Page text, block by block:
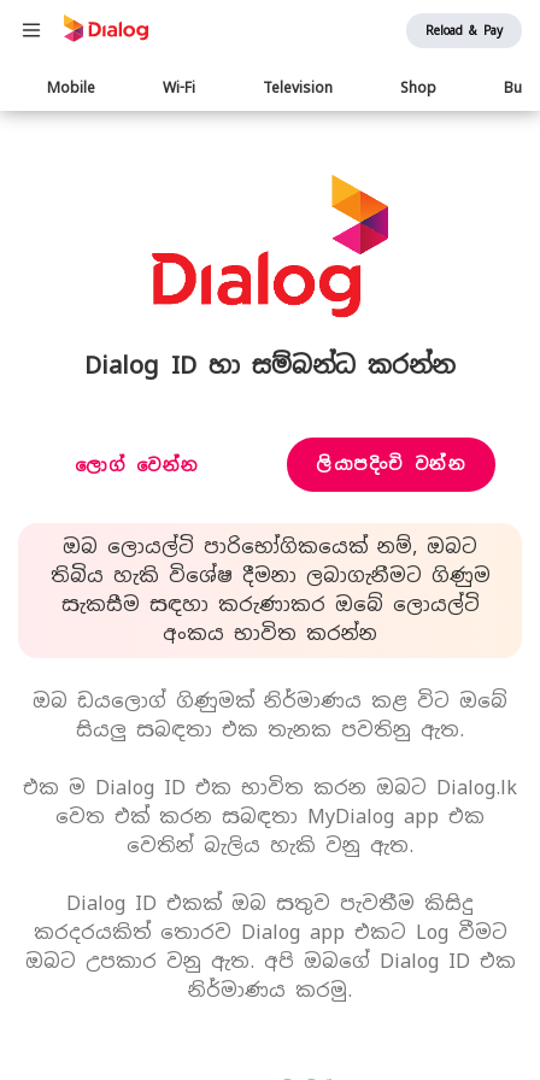
Reload & Pay
Main
navigation
Mobile Wi-Fi Television Shop
Dialog ID හා සම්බන්ධ කරන්න
ලොග් වෙන්න ලියාපදිංචි වන්න
ඔබ ලොයල්ටි පාරිභෝගිකයෙක් නම්, ඔබට
තිබිය හැකි විශේෂ දීමනා ලබාගැනීමට ගිණුම
සැකසීම සඳහා කරුණාකර ඔබේ ලොයල්ටි
අංකය භාවිත කරන්න
ඔබ ඩයලොග් ගිණුමක් නිර්මාණය කළ විට ඔබේ
සියලු සබඳතා එක තැනක පවතිනු ඇත.
එක ම Dialog ID එක භාවිත කරන ඔබට Dialog.lk
වෙත එක් කරන සබඳතා MyDialog app එක
වෙතින් බැලිය හැකි වනු ඇත.
Dialog ID එකක් ඔබ සතුව පැවතීම කිසිදු
කරදරයකිත් තොරව Dialog app එකට Log වීමට
ඔබට උපකාර වනු ඇත. අපි ඔබගේ Dialog ID එක
නිර්මාණය කරමු.